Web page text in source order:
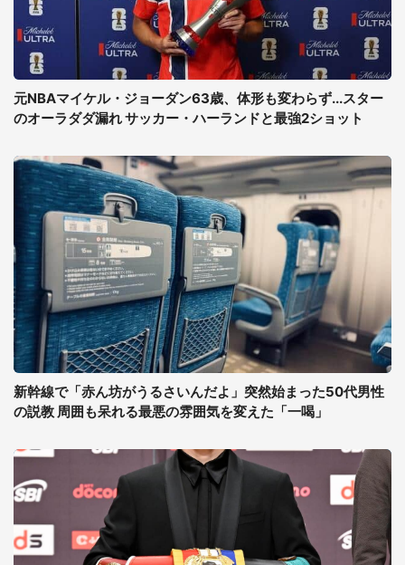
元NBAマイケル・ジョーダン63歳、体形も変わらず...スター
のオーラダダ漏れ サッカー・ハーランドと最強2ショット
新幹線で「赤ん坊がうるさいんだよ」突然始まった50代男性
の説教 周囲も呆れる最悪の雰囲気を変えた「一喝」